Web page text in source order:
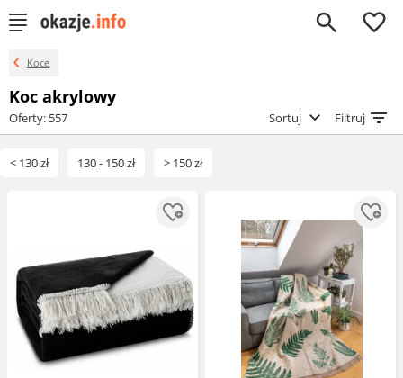
0
Koce
Koc akrylowy
Oferty: 557 Sortuj Filtruj
< 130 zł 130 - 150 zł > 150 zł